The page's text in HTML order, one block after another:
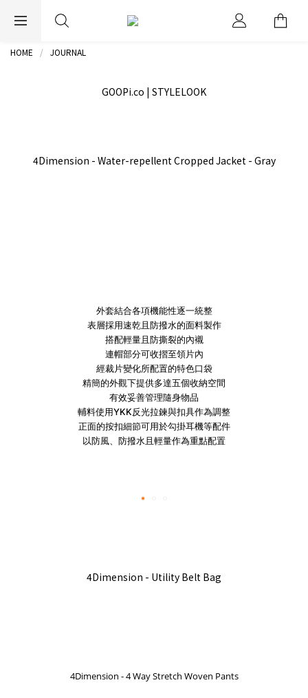
EXPRESS WORLDWIDE SHIPPING
HOME JOURNAL
GOOPi.co | STYLELOOK
4Dimension - Water-repellent Cropped Jacket - Gray
外套結合各項機能性逐一統整
表層採用速乾且防撥水的面料製作
搭配輕量且防撕裂的內襯
連帽部分可收摺至領片內
經裁片變化所配置的特色口袋
精簡的外觀下提供多達五個收納空間
有效妥善管理隨身物品
輔料使用YKK反光拉鍊與扣具作為調整
正面的按扣細節可用於勾掛耳機等配件
以防風、防撥水且輕量作為重點配置
4Dimension - Utility Belt Bag
4Dimension - 4 Way Stretch Woven Pants